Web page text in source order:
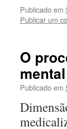
Publicado em
Publicar um
O
mental
Publicado em